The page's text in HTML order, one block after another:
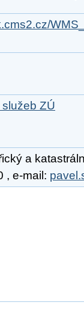
ZÚ
a
, e-mail: